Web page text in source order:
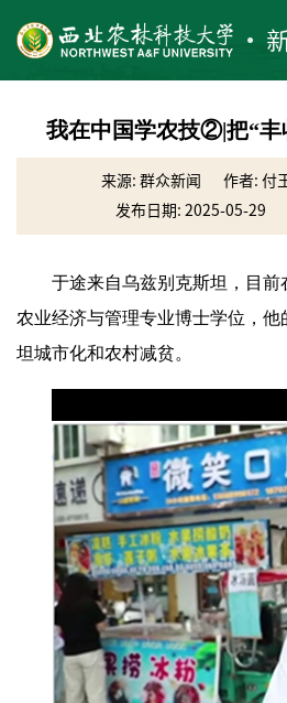
我在中国学农技②|把“丰
来源: 群众新闻
作者: 付
发布日期: 2025-05-29
于途来自乌兹别克斯坦，目
农业经济与管理专业博士学位，
坦城市化和农村减贫。